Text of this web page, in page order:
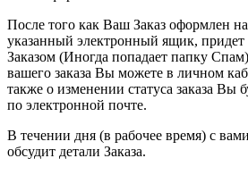
После того как Ваш Заказ оформлен
указанный электронный ящик,
Заказом (Иногда попадает папку
вашего заказа Вы можете в личном
также о изменении статуса заказа Вы
по электронной почте.
В течении дня (в рабочее время) с
обсудит детали Заказа.